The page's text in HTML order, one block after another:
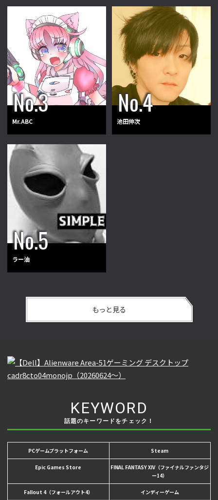
Mr.ABC 池田伸次
ラー油
もっと見る
KEYWORD
話題のキーワードをチェック！
PCゲームプラットフォーム Steam
Epic Games Store
FINAL FANTASY XIV（ファイナルファンタジ
ー14）
Fallout 4（フォールアウト4） インディーゲーム